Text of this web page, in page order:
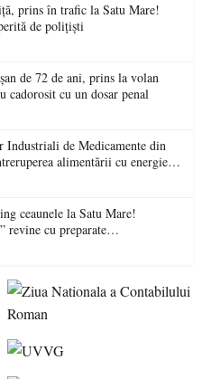
prins în trafic la Satu Mare!
de polițiști
de 72 de ani, prins la volan
cu un dosar penal
Industriali de Medicamente din
alimentării cu energie
va pune în pericol
revine cu preparate
jurat de renume